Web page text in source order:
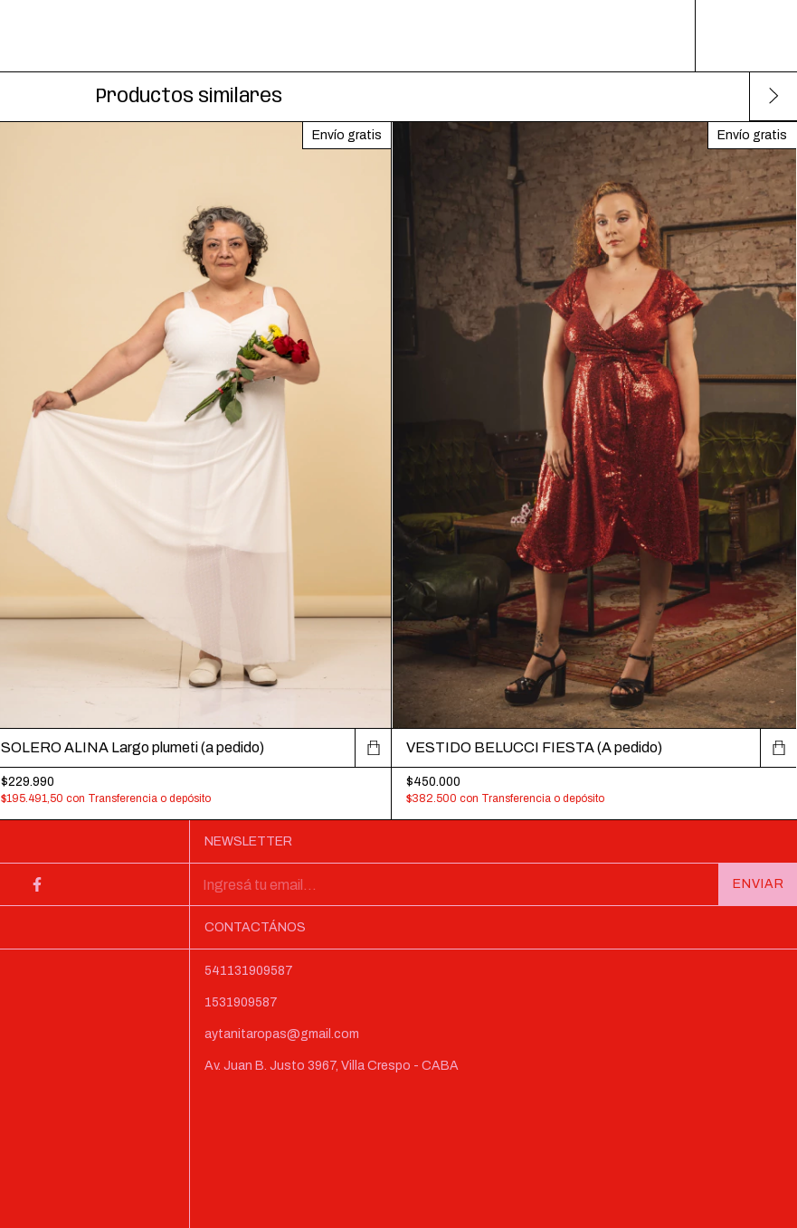
Productos similares
Envío gratis
SOLERO ALINA Largo plumeti (a pedido)
$229.990
$195.491,50 con Transferencia o depósito
Envío gratis
VESTIDO BELUCCI FIESTA (A pedido)
$450.000
$382.500 con Transferencia o depósito
NEWSLETTER
CONTACTÁNOS
541131909587
1531909587
aytanitaropas@gmail.com
Av. Juan B. Justo 3967, Villa Crespo - CABA